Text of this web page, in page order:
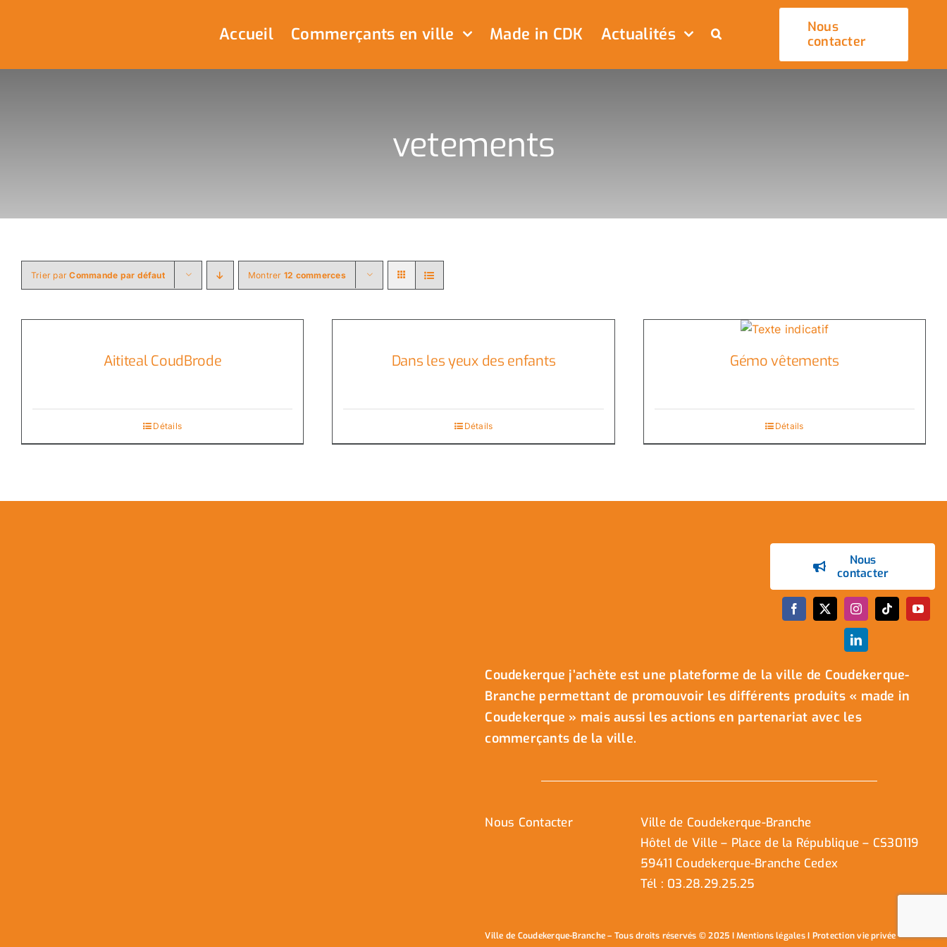
Accueil Commerçants en ville Made in CDK Actualités
Nous
contacter
vetements
Trier parCommande par défaut Montrer 12 commerces
Aititeal CoudBrode
Détails
Dans les yeux des enfants
Détails
Gémo vêtements
Détails
Nous
contacter
Coudekerque j’achète est une plateforme de la ville de Coudekerque-
Branche permettant de promouvoir les différents produits « made in
Coudekerque » mais aussi les actions en partenariat avec les
commerçants de la ville.
Nous Contacter
Ville de Coudekerque-Branche
Hôtel de Ville – Place de la République – CS30119
59411 Coudekerque-Branche Cedex
Tél : 03.28.29.25.25
Ville de Coudekerque-Branche – Tous droits réservés © 2025 IMentions légalesI Protection vie privée